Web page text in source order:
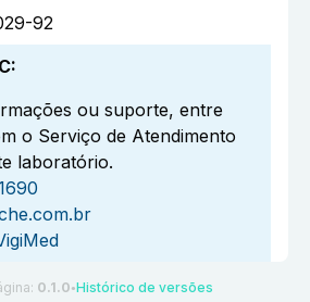
92
:
ou suporte, entre
o Serviço de Atendimento
laboratório.
0.1.0 ●Histórico de versões